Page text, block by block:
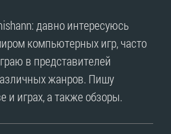
давно интересуюсь
компьютерных игр, часто
в представителей
жанров. Пишу
и играх, а также обзоры.